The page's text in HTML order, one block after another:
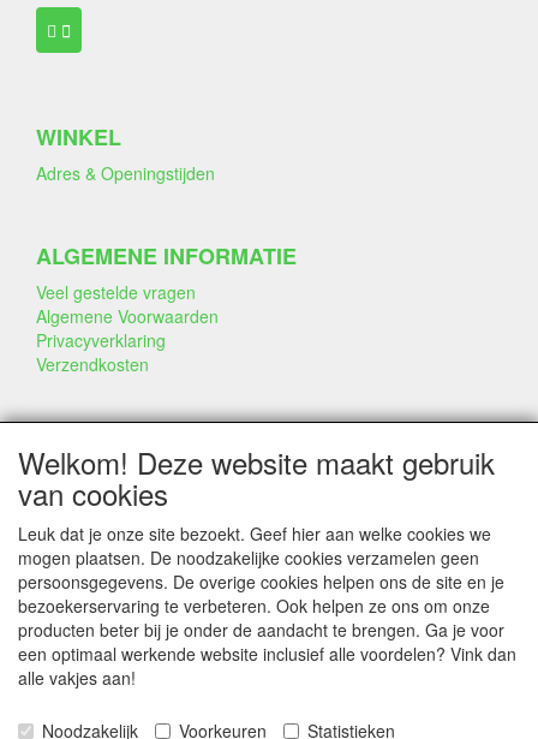
WINKEL
Adres & Openingstijden
ALGEMENE INFORMATIE
Veel gestelde vragen
Algemene Voorwaarden
Privacyverklaring
Verzendkosten
BEDRIJF & INFO
Bedrijfsinfo
Portfolio
Disclaimer
Statement & Milieu
Taarten gemaakt met Dummies
SERVICE
Tips & Trucs
Welkom! Deze website maakt gebruik
van cookies
Leuk dat je onze site bezoekt. Geef hier aan welke cookies we
mogen plaatsen. De noodzakelijke cookies verzamelen geen
persoonsgegevens. De overige cookies helpen ons de site en je
bezoekerservaring te verbeteren. Ook helpen ze ons om onze
producten beter bij je onder de aandacht te brengen. Ga je voor
een optimaal werkende website inclusief alle voordelen? Vink dan
alle vakjes aan!
Noodzakelijk Voorkeuren Statistieken